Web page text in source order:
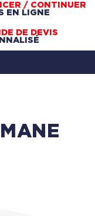
/ CONTINUER
EN LIGNE
DE DEVIS